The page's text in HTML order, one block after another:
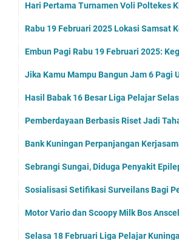
Hari Pertama Turnamen Voli Poltekes
Rabu 19 Februari 2025 Lokasi Samsat
Embun Pagi Rabu 19 Februari 2025:
Jika Kamu Mampu Bangun Jam 6 Pagi
Hasil Babak 16 Besar Liga Pelajar
Pemberdayaan Berbasis Riset Jadi
Bank Kuningan Perpanjangan
Sebrangi Sungai, Diduga Penyakit
Sosialisasi Setifikasi Surveilans Bagi
Motor Vario dan Scoopy Milk Bos
Selasa 18 Februari Liga Pelajar